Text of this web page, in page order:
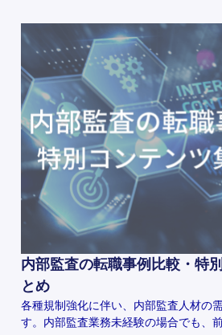
内部監査の転職事例比較・特
とめ
各種規制強化に伴い、内部監査人材の
す。内部監査業務未経験の場合でも、